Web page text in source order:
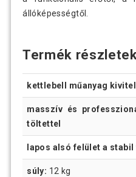
állóképességtől.
Termék
kettlebell műanyag
masszív és
töltettel
lapos alsó felület a
súly: 12 kg